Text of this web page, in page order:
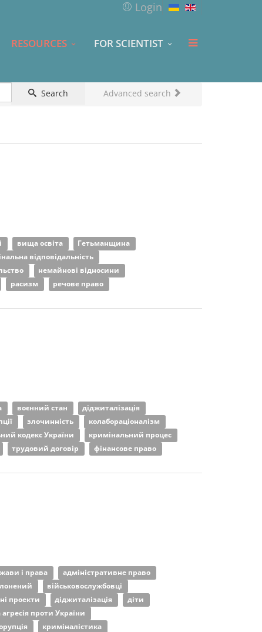
Login
RESOURCES FOR SCIENTIST
Search Advanced search
вища освіта
Гетьманщина
відповідальність
немайнові відносини
расизм
речове право
воєнний стан
діджиталізація
злочинність
колабораціоналізм
кодекс України
кримінальний процес
трудовий договір
фінансове право
і права
адміністративне право
військовослужбовці
проекти діджиталізація
діти
проти України
криміналістика